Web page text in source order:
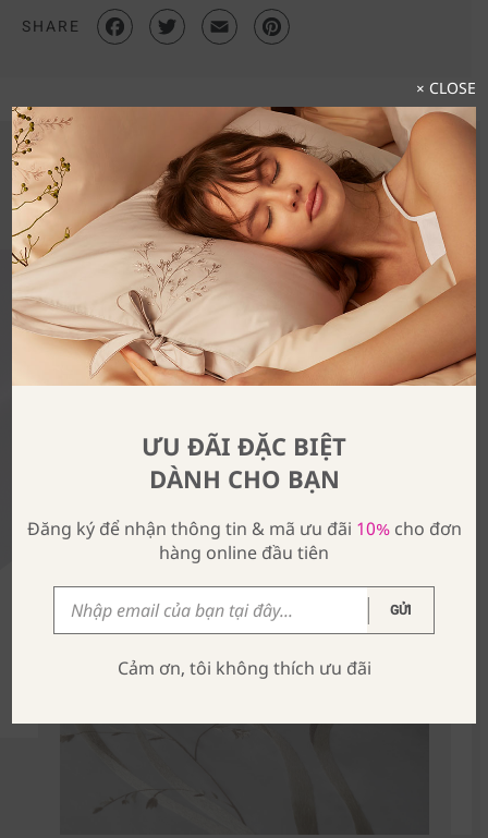
SHARE
Khám Phá Trọn Bộ Sưu Tập
ƯU ĐÃI ĐẶC BIỆT
DÀNH CHO BẠN
Đăng ký để nhận thông tin & mã ưu đãi 10%cho đơn
hàng online đầu tiên
GỬI
Cảm ơn, tôi không thích ưu đãi
× CLOSE